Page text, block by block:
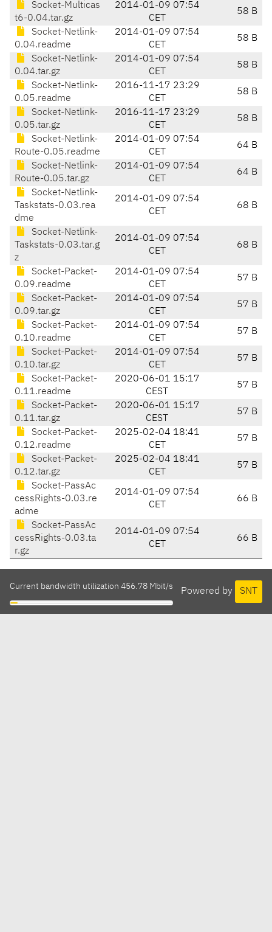
Socket-Multicas
t6-0.04.tar.gz
2014-01-09 07:54
CET
58 B
Socket-Netlink-
0.04.readme
2014-01-09 07:54
CET
58 B
Socket-Netlink-
0.04.tar.gz
2014-01-09 07:54
CET
58 B
Socket-Netlink-
0.05.readme
2016-11-17 23:29
CET
58 B
Socket-Netlink-
0.05.tar.gz
2016-11-17 23:29
CET
58 B
Socket-Netlink-
Route-0.05.readme
2014-01-09 07:54
CET
64 B
Socket-Netlink-
Route-0.05.tar.gz
2014-01-09 07:54
CET
64 B
Socket-Netlink-
Taskstats-0.03.rea
dme
2014-01-09 07:54
CET
68 B
Socket-Netlink-
Taskstats-0.03.tar.g
z
2014-01-09 07:54
CET
68 B
Socket-Packet-
0.09.readme
2014-01-09 07:54
CET
57 B
Socket-Packet-
0.09.tar.gz
2014-01-09 07:54
CET
57 B
Socket-Packet-
0.10.readme
2014-01-09 07:54
CET
57 B
Socket-Packet-
0.10.tar.gz
2014-01-09 07:54
CET
57 B
Socket-Packet-
0.11.readme
2020-06-01 15:17
CEST
57 B
Socket-Packet-
0.11.tar.gz
2020-06-01 15:17
CEST
57 B
Socket-Packet-
0.12.readme
2025-02-04 18:41
CET
57 B
Socket-Packet-
0.12.tar.gz
2025-02-04 18:41
CET
57 B
Socket-PassAc
cessRights-0.03.re
adme
2014-01-09 07:54
CET
66 B
Socket-PassAc
cessRights-0.03.ta
r.gz
2014-01-09 07:54
CET
66 B
Powered by SNT
Current bandwidth utilization 456.78 Mbit/s